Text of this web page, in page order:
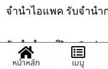
จำนำไอแพค รับจำนำ
รับจำนำนาฬิกา
จำนำมือถือ ไอแพค ไ
หน้าหลัก เมนู